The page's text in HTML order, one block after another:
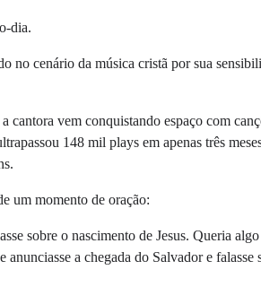
dia.
no cenário da música cristã por sua
vem conquistando espaço com
148 mil plays em apenas três
um momento de oração:
sobre o nascimento de Jesus. Queria
a chegada do Salvador e falasse